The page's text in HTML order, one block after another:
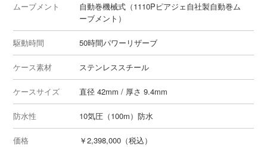
ムーブメント
自動巻機械式（1110Pピアジェ自社製自動巻ム
ーブメント）
駆動時間 50時間パワーリザーブ
ケース素材 ステンレススチール
ケースサイズ 直径 42mm / 厚さ 9.4mm
防水性 10気圧（100m）防水
価格 ￥2,398,000（税込）